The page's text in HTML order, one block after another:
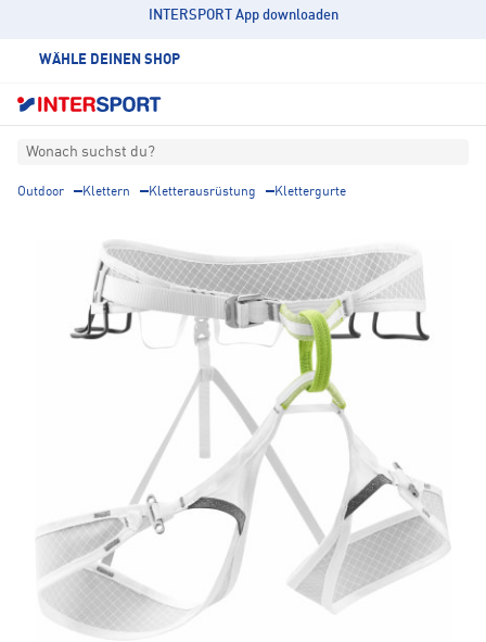
INTERSPORT App downloaden
WÄHLE DEINEN SHOP
Wonach suchst du?
Outdoor Klettern Kletterausrüstung Klettergurte